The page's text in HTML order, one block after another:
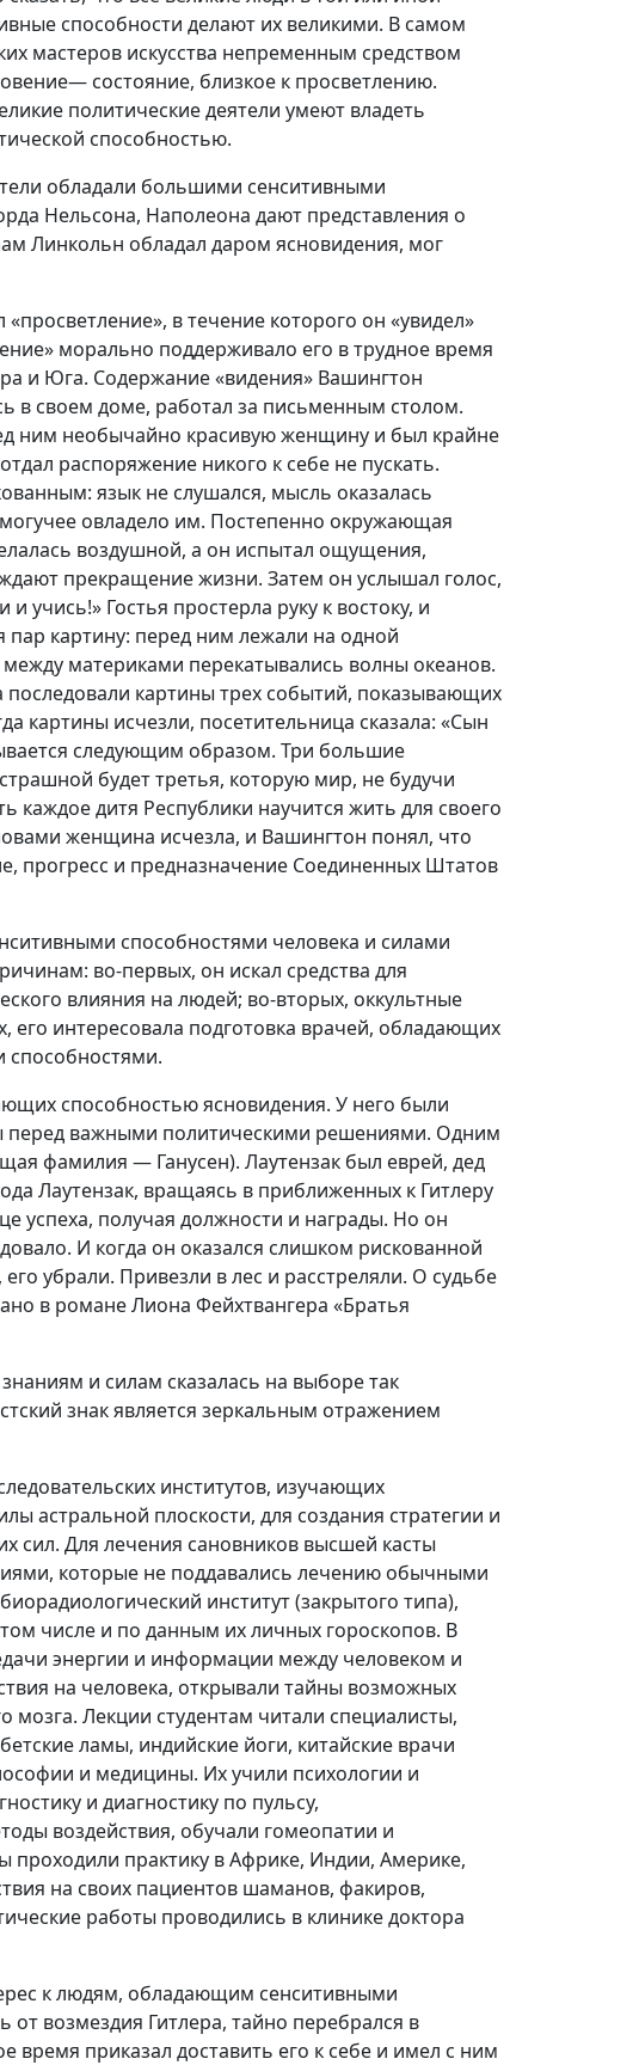
способности делают их великими. В самом
мастеров искусства непременным средством
состояние, близкое к просветлению.
политические деятели умеют владеть
способностью.
обладали большими сенситивными
Нельсона, Наполеона дают представления о
Линкольн обладал даром ясновидения, мог
в течение которого он «увидел»
морально поддерживало его в трудное время
и Юга. Содержание «видения» Вашингтон
в своем доме, работал за письменным столом.
ним необычайно красивую женщину и был крайне
распоряжение никого к себе не пускать.
язык не слушался, мысль оказалась
овладело им. Постепенно окружающая
воздушной, а он испытал ощущения,
прекращение жизни. Затем он услышал голос,
учись!» Гостья простерла руку к востоку, и
пар картину: перед ним лежали на одной
материками перекатывались волны океанов.
картины трех событий, показывающих
картины исчезли, посетительница сказала: «Сын
следующим образом. Три большие
будет третья, которую мир, не будучи
каждое дитя Республики научится жить для своего
женщина исчезла, и Вашингтон понял, что
прогресс и предназначение Соединенных Штатов
способностями человека и силами
во-первых, он искал средства для
влияния на людей; во-вторых, оккультные
его интересовала подготовка врачей, обладающих
способностями.
способностью ясновидения. У него были
перед важными политическими решениями. Одним
фамилия — Ганусен). Лаутензак был еврей, дед
Лаутензак, вращаясь в приближенных к Гитлеру
успеха, получая должности и награды. Но он
И когда он оказался слишком рискованной
убрали. Привезли в лес и расстреляли. О судьбе
в романе Лиона Фейхтвангера «Братья
и силам сказалась на выборе так
знак является зеркальным отражением
институтов, изучающих
астральной плоскости, для создания стратегии и
сил. Для лечения сановников высшей касты
которые не поддавались лечению обычными
институт (закрытого типа),
том числе и по данным их личных гороскопов. В
энергии и информации между человеком и
на человека, открывали тайны возможных
мозга. Лекции студентам читали специалисты,
ламы, индийские йоги, китайские врачи
и медицины. Их учили психологии и
и диагностику по пульсу,
воздействия, обучали гомеопатии и
проходили практику в Африке, Индии, Америке,
на своих пациентов шаманов, факиров,
работы проводились в клинике доктора
к людям, обладающим сенситивными
от возмездия Гитлера, тайно перебрался в
время приказал доставить его к себе и имел с ним